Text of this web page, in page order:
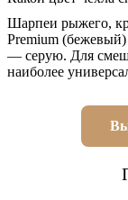
Шарпеи рыжего,
Premium
— серую. Для
наиболее